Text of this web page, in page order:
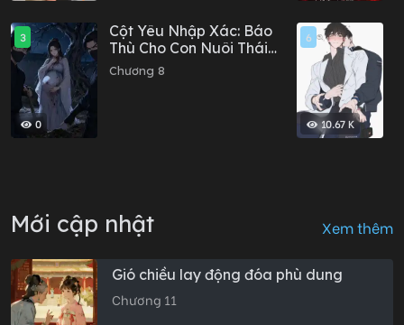
0
3
Cột Yêu Nhập Xác: Báo
Thù Cho Con Nuôi Thái
Tử Phi
Chương 8
10.67 K
6
Mới cập nhật Xem thêm
Gió chiều lay động đóa phù dung
Chương 11